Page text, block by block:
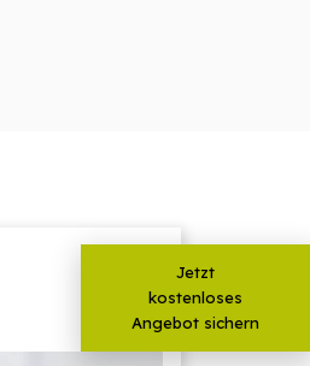
Jetzt
kostenloses
Angebot sichern